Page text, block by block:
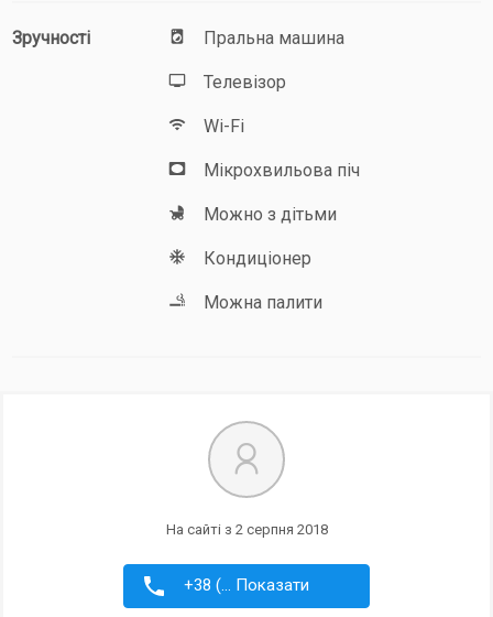
кондиционера. В каждой комнате есть телевизор.. В
квартире евро ремонт, полностью укомплектована
Зручності Пральна машина
Телевізор
Wi-Fi
Мікрохвильова піч
Можно з дітьми
Кондиціонер
Можна палити
На сайті з 2 серпня 2018
+38 (... Показати